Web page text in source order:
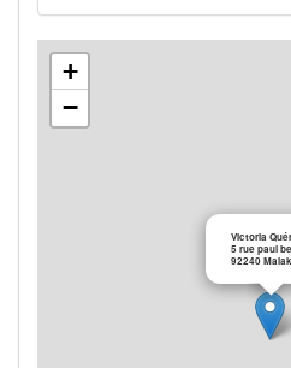
Victoria
5 rue paul
92240
+
−